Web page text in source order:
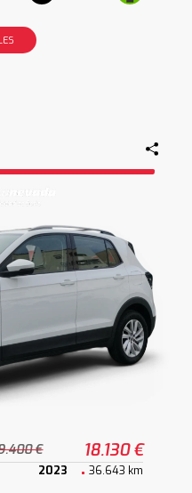
€ 18.130 €
2023 36.643 km